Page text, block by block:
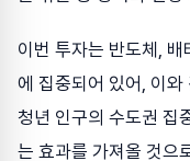
이번 투자는 반도체,
에 집중되어 있어, 이와
청년 인구의 수도권 집
는 효과를 가져올 것으